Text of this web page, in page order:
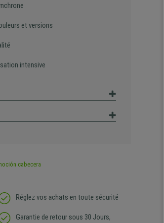
et versions
intensive
Réglez vos achats en toute sécurité
Garantie de retour sous 30 Jours,